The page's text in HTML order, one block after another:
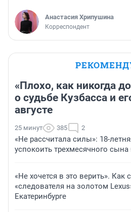
Анастасия Хрипушина
Корреспондент
«Плохо, как никогда
о судьбе Кузбасса и
августе
25 минут 385 2
«Не рассчитала силы»: 18-
успокоить трехмесячного сына
«Не хочется в это верить». Как
«следователя на золотом
Екатеринбурге